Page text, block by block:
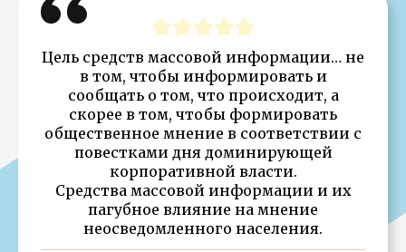
Цель средств массовой информации… не
в том, чтобы информировать и
сообщать о том, что происходит, а
скорее в том, чтобы формировать
общественное мнение в соответствии с
повестками дня доминирующей
корпоративной власти.
Средства массовой информации и их
пагубное влияние на мнение
неосведомленного населения.